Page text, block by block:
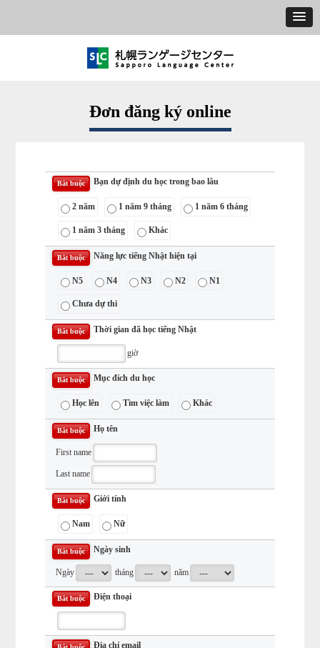
Đơn đăng ký online
Bắt buộc Bạn dự định du học trong bao lâu
2 năm 1 năm 9 tháng 1 năm 6 tháng
1 năm 3 tháng Khác
Bắt buộc Năng lực tiếng Nhật hiện tại
N5 N4 N3 N2 N1
Chưa dự thi
Bắt buộc Thời gian đã học tiếng Nhật
giờ
Bắt buộc Mục đích du học
Học lên Tìm việc làm Khác
Bắt buộc Họ tên
First name
Last name
Bắt buộc Giới tính
Nam Nữ
Bắt buộc Ngày sinh
Ngày tháng năm
Bắt buộc Điện thoại
Địa chỉ email